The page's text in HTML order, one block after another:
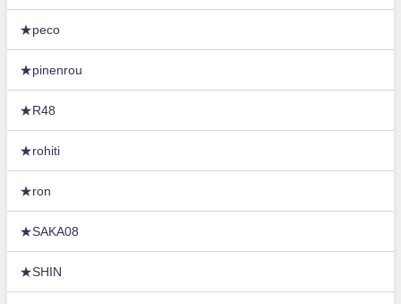
★peco
★pinenrou
★R48
★rohiti
★ron
★SAKA08
★SHIN